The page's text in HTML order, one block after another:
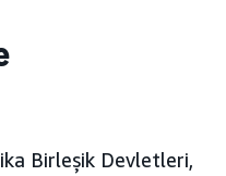
Birleşik Devletleri,